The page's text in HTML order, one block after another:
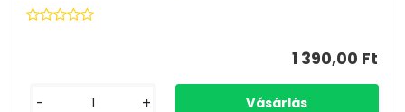
1 390,00 Ft
- +